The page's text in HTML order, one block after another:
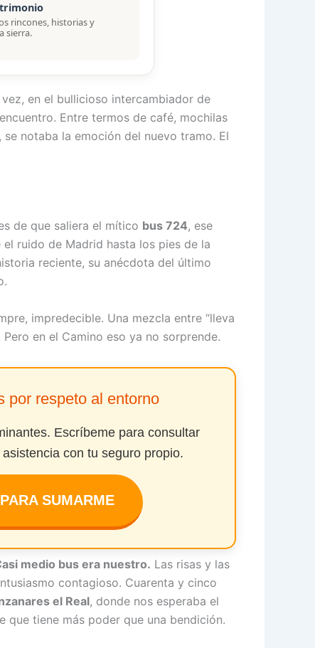
rincones, historias y
sierra.
vez, en el bullicioso intercambiador de
Entre termos de café, mochilas
notaba la emoción del nuevo tramo. El
de que saliera el mítico bus 724, ese
ruido de Madrid hasta los pies de la
reciente, su anécdota del último
impredecible. Una mezcla entre “lleva
en el Camino eso ya no sorprende.
por respeto al entorno
Escríbeme para consultar
con tu seguro propio.
SUMARME
medio bus era nuestro. Las risas y las
contagioso. Cuarenta y cinco
el Real, donde nos esperaba el
que tiene más poder que una bendición.